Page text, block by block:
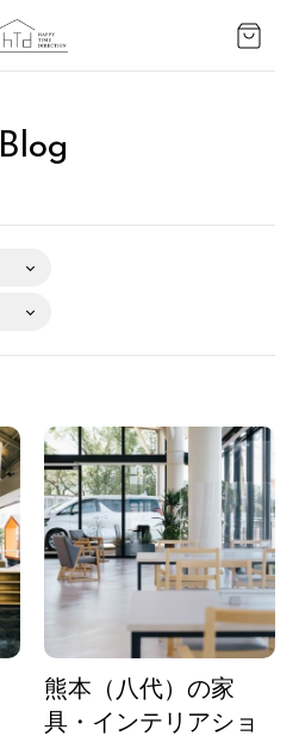
Blog
熊本（八代）の家
具・インテリアショ